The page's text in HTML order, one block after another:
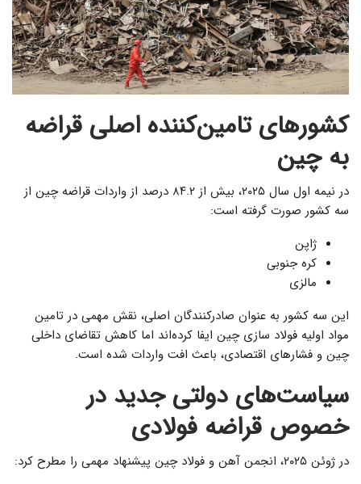
کشورهای تامین‌کننده اصلی قراضه
به چین
در نیمه اول سال ۲۰۲۵، بیش از ۸۴.۲ درصد از واردات قراضه چین از
سه کشور صورت گرفته است:
ژاپن
کره جنوبی
مالزی
این سه کشور به عنوان صادرکنندگان اصلی، نقش مهمی در تامین
مواد اولیه فولاد سازی چین ایفا کرده‌اند اما کاهش تقاضای داخلی
چین و فشارهای اقتصادی، باعث افت واردات شده است.
سیاست‌های دولتی جدید در
خصوص قراضه فولادی
در ژوئن ۲۰۲۵، انجمن آهن و فولاد چین پیشنهاد مهمی را مطرح کرد: